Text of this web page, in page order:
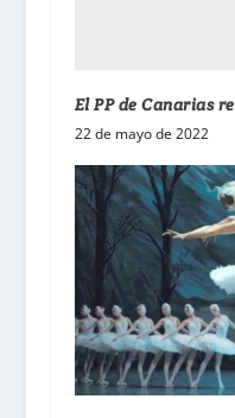
El PP de Canarias
22 de mayo de 2022